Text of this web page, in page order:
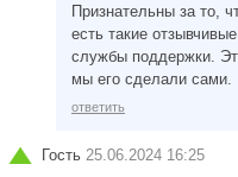
Признательны за то,
есть такие
службы поддержки.
мы его сделали сами.
ответить
Гость 25.06.2024 16:25